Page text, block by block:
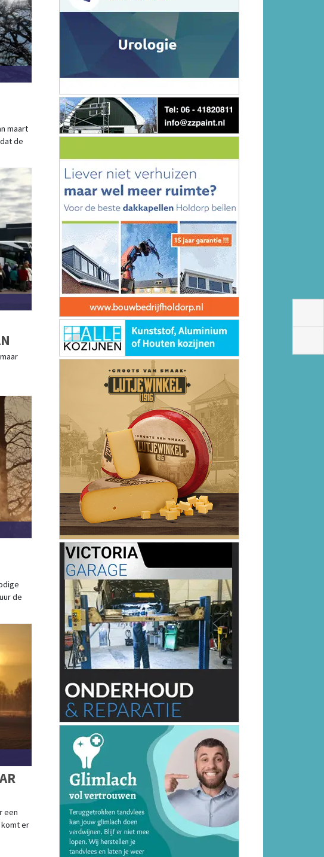
maart
de
de
een
er